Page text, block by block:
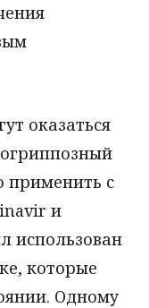
оказаться
применить с
и
использован
которые
Одному